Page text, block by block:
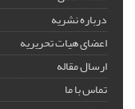
درباره نشریه
اعضای هیات تحریریه
ارسال مقاله
تماس با ما